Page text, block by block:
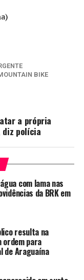
BIKE
a própria
diz polícia
com lama nas
da BRK em
resulta na
ordem para
de Araguaína